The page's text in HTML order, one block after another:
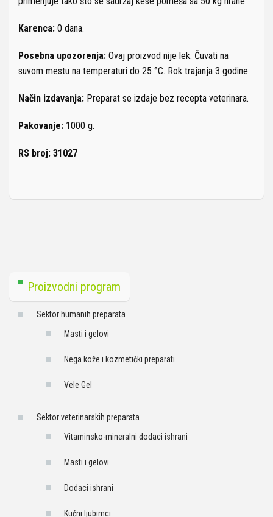
Karenca: 0 dana.
Posebna upozorenja: Ovaj proizvod nije lek. Čuvati na
suvom mestu na temperaturi do 25 °C. Rok trajanja 3 godine.
Način izdavanja: Preparat se izdaje bez recepta veterinara.
Pakovanje: 1000 g.
RS broj: 31027
Proizvodni program
Sektor humanih preparata
Masti i gelovi
Nega kože i kozmetički preparati
Vele Gel
Sektor veterinarskih preparata
Vitaminsko-mineralni dodaci ishrani
Masti i gelovi
Dodaci ishrani
Kućni ljubimci